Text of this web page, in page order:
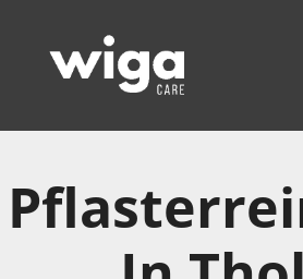
Inhalt
springen